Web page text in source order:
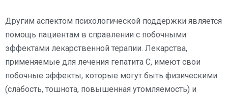
Другим аспектом психологической поддержки является
помощь пациентам в справлении с побочными
эффектами лекарственной терапии. Лекарства,
применяемые для лечения гепатита C, имеют свои
побочные эффекты, которые могут быть физическими
(слабость, тошнота, повышенная утомляемость) и